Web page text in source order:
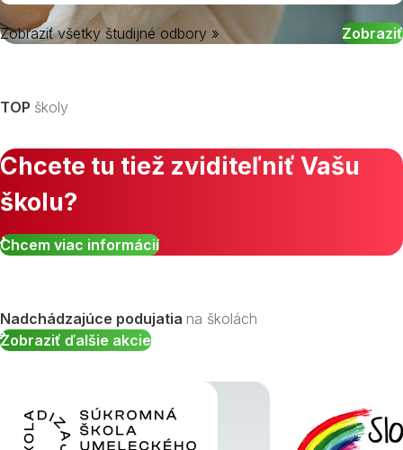
Zobraziť všetky študijné odbory »
TOP školy
Chcete tu tiež zviditeľniť Vašu
školu?
Chcem viac informácií
Nadchádzajúce podujatia na školách
Zobraziť ďalšie akcie